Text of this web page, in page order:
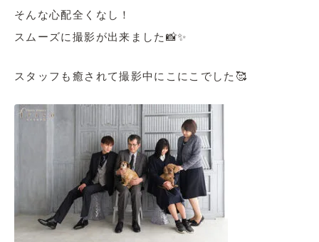
そんな心配全くなし！
スムーズに撮影が出来ました📸✨
スタッフも癒されて撮影中にこにこでした🥰